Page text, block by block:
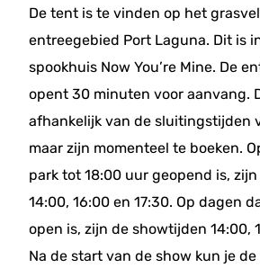
De tent is te vinden op het
entreegebied Port Laguna. Dit is
spookhuis Now You’re Mine. De
opent 30 minuten voor aanvang.
afhankelijk van de sluitingstijden
maar zijn momenteel te boeken.
park tot 18:00 uur geopend is,
14:00, 16:00 en 17:30. Op dagen
open is, zijn de showtijden 14:00,
Na de start van de show kun je